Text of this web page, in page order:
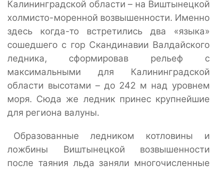
Калининградской области – на Виштынецкой
холмисто-моренной возвышенности. Именно
здесь когда-то встретились два «языка»
сошедшего с гор Скандинавии Валдайского
ледника, сформировав рельеф с
максимальными для Калининградской
области высотами – до 242 м над уровнем
моря. Сюда же ледник принес крупнейшие
для региона валуны.
Образованные ледником котловины и
ложбины Виштынецкой возвышенности
после таяния льда заняли многочисленные